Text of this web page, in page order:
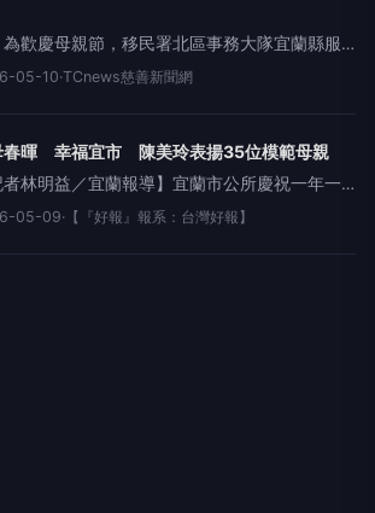
慶母親節，移民署北區事務大隊宜蘭縣服
辦理「新住民家庭教育課程～宜蘭親子照顧資
政府婦女權益與幼兒資源近用性的重視，並透
子手作康乃馨盆栽，
05-10·TCnews慈善新聞網
春暉 幸福宜市 陳美玲表揚35位模範母親
者林明益／宜蘭報導】宜蘭市公所慶祝一年一
親節，5月9日上午舉辦「慈母春暉．幸福宜
來自各里推薦的模範母親，特別準備蛋糕慶祝
05-09· 【『好報』報系：台灣好報】